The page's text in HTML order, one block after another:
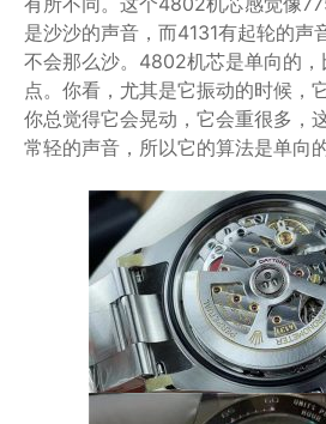
是沙沙的声音，而4131有起轮的声
不会那么沙。4802机芯是单向的，
点。你看，尤其是它振动的时候，
你总觉得它会晃动，它会重很多，
常轻的声音，所以它的算法是单向